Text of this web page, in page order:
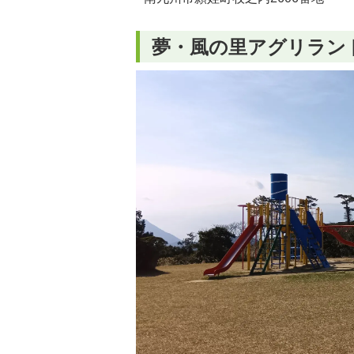
夢・風の里アグリラン